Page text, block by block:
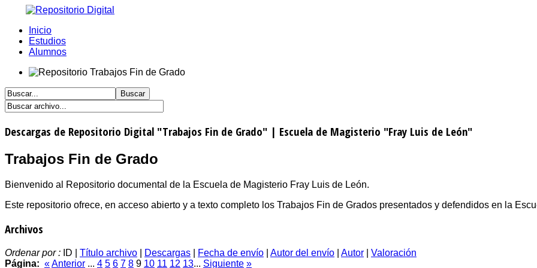
Inicio
Estudios
Alumnos
Descargas de Repositorio Digital "Trabajos Fin de Grado" | Escuela de Magisterio "Fray Luis de León"
Trabajos Fin de Grado
Bienvenido al Repositorio documental de la Escuela de Magisterio Fray Luis de León.
Este repositorio ofrece, en acceso abierto y a texto completo los Trabajos Fin de Grados presentados y defendidos en la
Archivos
Ordenar por : ID | Título archivo Descargas Fecha de envío Autor del envío Autor
Valoración
Página: «Anterior ... 4 5 6 7 8 9 10 11 12 13... Siguiente »